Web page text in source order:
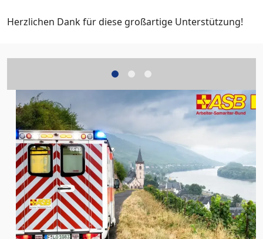
Herzlichen Dank für diese großartige Unterstützung!